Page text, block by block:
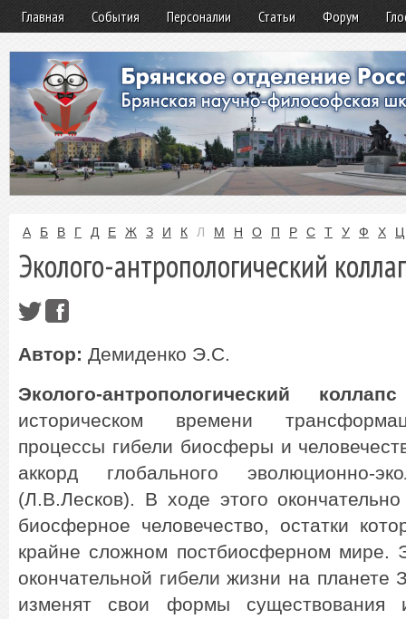
Главная События Персоналии Статьи Форум
А Б В Г Д Е Ж З И К Л М Н О П Р С Т У Ф Х Ц
Эколого-антропологический
Автор: Демиденко Э.С.
Эколого-антропологический коллапс
историческом времени
процессы гибели биосферы и
аккорд глобального эволюционно-
(Л.В.Лесков). В ходе этого
биосферное человечество, остатки
крайне сложном постбиосферном мире.
окончательной гибели жизни на
изменят свои формы существования